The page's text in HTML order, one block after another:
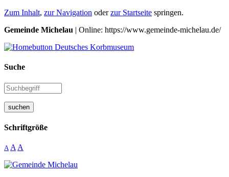
Zum Inhalt, zur Navigation oderzur Startseite springen.
Gemeinde Michelau | Online: https://www.gemeinde-michelau.de/
Suche
suchen
Schriftgröße
A A A